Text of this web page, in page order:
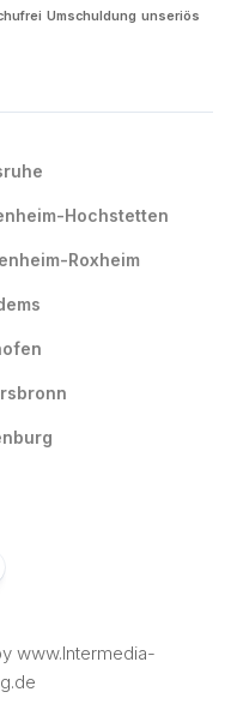
Umschuldung unseriös
Hochstetten
Roxheim
www.Intermedia-